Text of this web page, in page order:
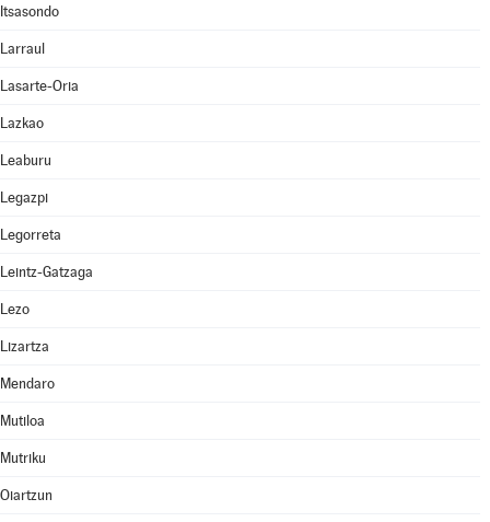
Itsasondo
Larraul
Lasarte-Oria
Lazkao
Leaburu
Legazpi
Legorreta
Leintz-Gatzaga
Lezo
Lizartza
Mendaro
Mutiloa
Mutriku
Oiartzun